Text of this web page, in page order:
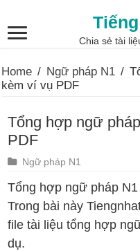
Chia sẻ tài
Home / Ngữ pháp N1 /
kèm ví vụ PDF
Tổng hợp ngữ
PDF
Ngữ pháp N1
Tổng hợp ngữ pháp
Trong bài này
file tài liệu tổng hợp
dụ.